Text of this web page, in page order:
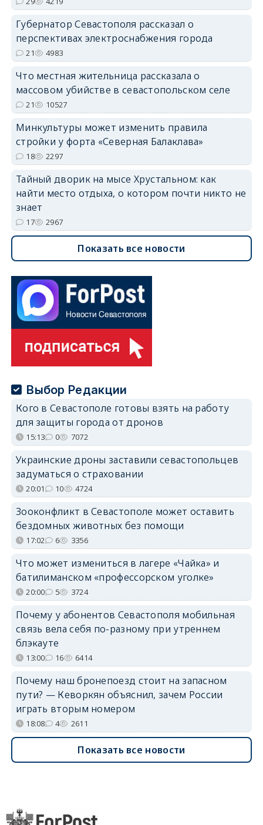
Губернатор Севастополя рассказал о
перспективах электроснабжения города
21 4983
Что местная жительница рассказала о
массовом убийстве в севастопольском селе
21 10527
Минкультуры может изменить правила
стройки у форта «Северная Балаклава»
18 2297
Тайный дворик на мысе Хрустальном: как
найти место отдыха, о котором почти никто не
знает
17 2967
Показать все новости
Выбор Редакции
Кого в Севастополе готовы взять на работу
для защиты города от дронов
15:13 0 7072
Украинские дроны заставили севастопольцев
задуматься о страховании
20:01 10 4724
Зооконфликт в Севастополе может оставить
бездомных животных без помощи
17:02 6 3356
Что может измениться в лагере «Чайка» и
батилиманском «профессорском уголке»
20:00 5 3724
Почему у абонентов Севастополя мобильная
связь вела себя по-разному при утреннем
блэкауте
13:00 16 6414
Почему наш бронепоезд стоит на запасном
пути? — Кеворкян объяснил, зачем России
играть вторым номером
18:08 4 2611
Показать все новости